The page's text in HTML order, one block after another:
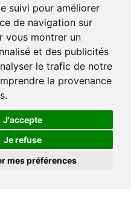
suivi pour améliorer
de navigation sur
vous montrer un
et des publicités
le trafic de notre
la provenance
J'accepte
Je refuse
mes préférences
MODES DE LIVRAISON
Découvrez la pharmacie en